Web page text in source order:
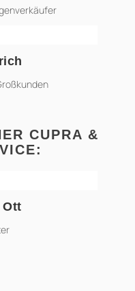
online.de
CUPRA &
online.de